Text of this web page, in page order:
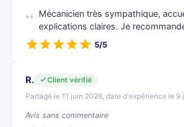
Mécanicien très sympathique,
explications claires. Je
5/5
R.
Client vérifié
Partagé le 11 juin 2026, date d'expérience le 9
Avis sans commentaire